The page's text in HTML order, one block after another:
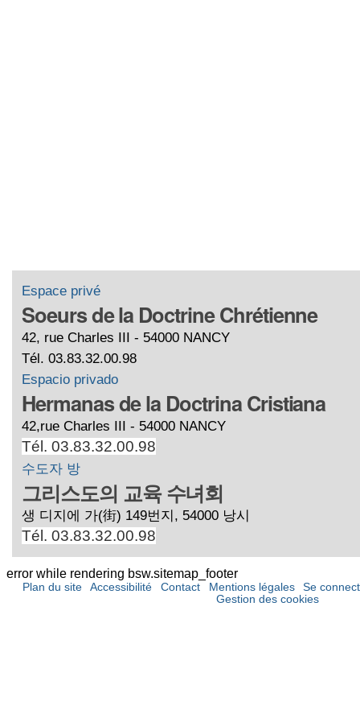
Espace privé
Soeurs de la Doctrine Chrétienne
42, rue Charles III - 54000 NANCY
Tél. 03.83.32.00.98
Espacio privado
Hermanas de la Doctrina Cristiana
42,rue Charles III - 54000 NANCY
Tél. 03.83.32.00.98
수도자 방
그리스도의 교육 수녀회
생 디지에 가(街) 149번지, 54000 낭시
Tél. 03.83.32.00.98
error while rendering bsw.sitemap_footer
Plan du site Accessibilité Contact Mentions légales
Se
Gestion des cookies